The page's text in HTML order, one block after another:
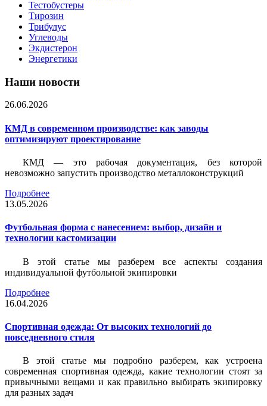
Тестобустеры
Тирозин
Трибулус
Углеводы
Экдистерон
Энергетики
Наши новости
26.06.2026
КМД в современном производстве: как заводы
оптимизируют проектирование
КМД — это рабочая документация, без которой
невозможно запустить производство металлоконструкций
Подробнее
13.05.2026
Футбольная форма с нанесением: выбор, дизайн и
технологии кастомизации
В этой статье мы разберем все аспекты создания
индивидуальной футбольной экипировки
Подробнее
16.04.2026
Спортивная одежда: От высоких технологий до
повседневного стиля
В этой статье мы подробно разберем, как устроена
современная спортивная одежда, какие технологии стоят за
привычными вещами и как правильно выбирать экипировку
для разных задач